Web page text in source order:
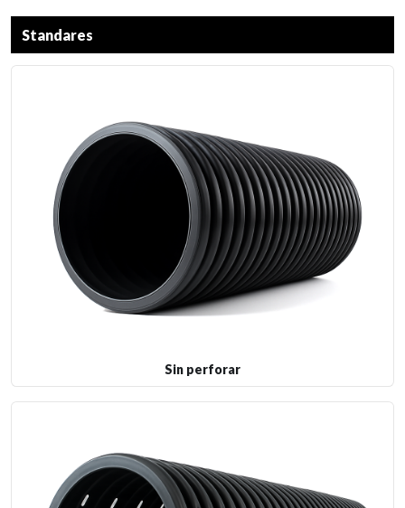
Standares
Sin perforar